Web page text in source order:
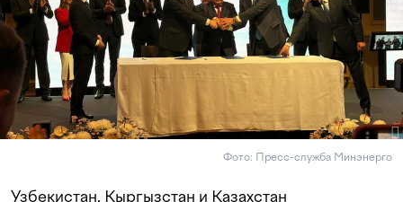
Фото: Пресс-служба Минэнерго
Узбекистан, Кыргызстан и Казахстан